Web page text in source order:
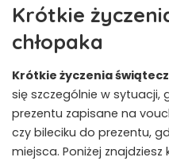
Krótkie
chłopaka
Krótkie życzenia
się szczególnie w sytuacji,
prezentu zapisane na
czy bileciku do prezentu,
miejsca. Poniżej